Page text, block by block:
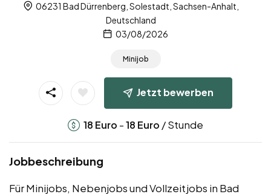
06231 Bad Dürrenberg, Solestadt, Sachsen-Anhalt,
Deutschland
03/08/2026
Minijob
Jetzt bewerben
18 Euro -18 Euro / Stunde
Jobbeschreibung
Für Minijobs, Nebenjobs und Vollzeitjobs in Bad